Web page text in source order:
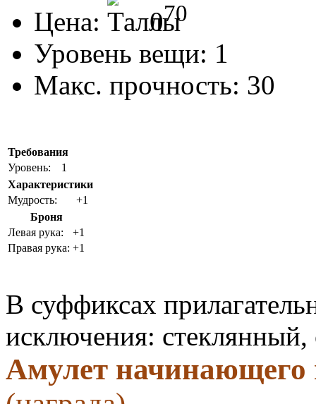
Цена: 070
Уровень вещи: 1
Макс. прочность: 30
Требования
Уровень:
1
Характеристики
Мудрость:
+1
Броня
Левая рука:
+1
Правая рука: +1
В суффиксах
исключения:
Амулет начинающего